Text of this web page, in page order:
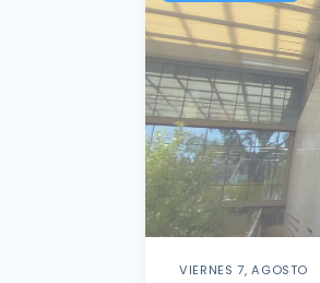
VIERNES 7, AGOSTO